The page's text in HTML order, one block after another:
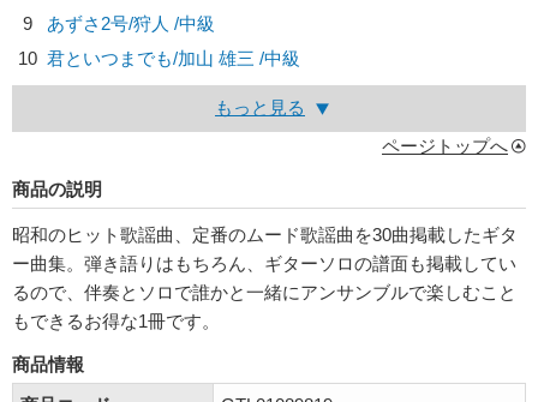
9
あずさ2号/狩人 /中級
10 君といつまでも/加山 雄三 /中級
もっと見る
ページトップへ
商品の説明
昭和のヒット歌謡曲、定番のムード歌謡曲を30曲掲載したギタ
ー曲集。弾き語りはもちろん、ギターソロの譜面も掲載してい
るので、伴奏とソロで誰かと一緒にアンサンブルで楽しむこと
もできるお得な1冊です。
商品情報